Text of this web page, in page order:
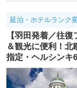
延泊・ホテルランク
【羽田発着／往
＆観光に便利！北
指定・ヘルシンキ